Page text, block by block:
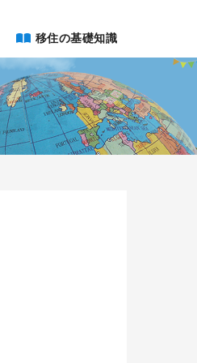
移住の基礎知識